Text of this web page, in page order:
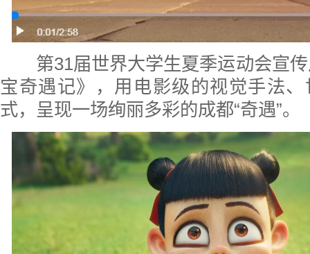
第31届世界大学生夏季运动会宣传
宝奇遇记》，用电影级的视觉手法
式，呈现一场绚丽多彩的成都“奇遇”。